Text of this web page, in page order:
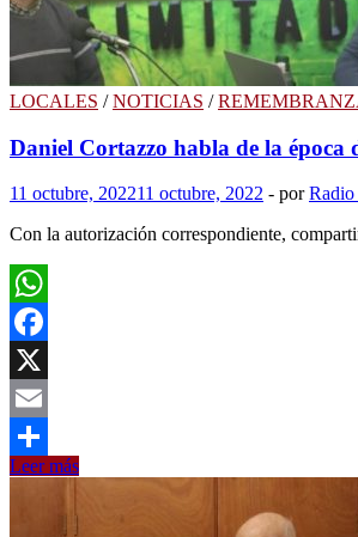
LOCALES /NOTICIAS /
Daniel Cortazzo habla de la época
11 octubre, 202211 octubre, 2022 - porRadio
Con la autorización correspondiente,
WhatsApp
Facebook
X
Email
Compartir
Daniel
Leer más